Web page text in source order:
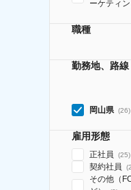
ーケティ
職種
勤務地、路線
岡山県 (26)
雇用形態
正社員 (25)
契約社員 (2
その他（